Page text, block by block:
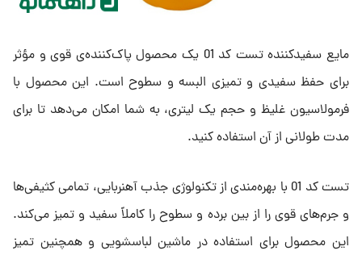
مایع سفیدکننده تست کد 01 یک محصول پاک‌کننده‌ی قوی و مؤثر
برای حفظ سفیدی و تمیزی البسه و سطوح است. این محصول با
فرمولاسیون غلیظ و حجم یک لیتری، به شما امکان می‌دهد تا برای
مدت طولانی از آن استفاده کنید.
تست کد 01 با بهره‌مندی از تکنولوژی جذب آهنربایی، تمامی کثیفی‌ها
و جرم‌های قوی را از بین برده و سطوح را کاملاً سفید و تمیز می‌کند.
این محصول برای استفاده در ماشین لباسشویی و همچنین تمیز